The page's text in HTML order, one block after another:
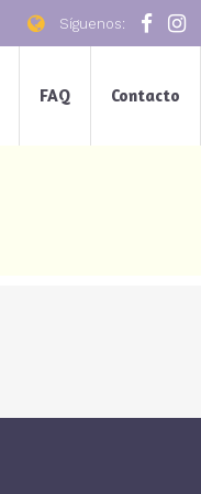
Síguenos:
FAQ Contacto